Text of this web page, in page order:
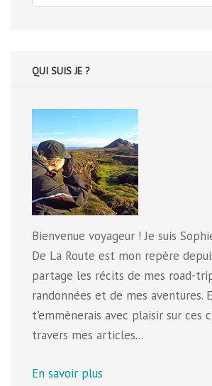
pour
QUI SUIS JE ?
Bienvenue voyageur ! Je suis
De La Route est mon repère
partage les récits de mes road-
randonnées et de mes aventures.
t'emmènerais avec plaisir sur ces
travers mes articles...
En savoir plus